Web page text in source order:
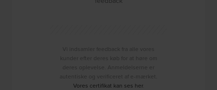
Vi indsamler feedback fra alle vores
kunder efter deres køb for at høre om
deres oplevelse. Anmeldelserne er
autentiske og verificeret af e-mærket.
Vores certifikat kan ses her.